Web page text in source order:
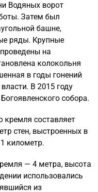
Водяных ворот
Затем был
башне,
ряды. Крупные
на
колокольня
в годы гонений
В 2015 году
собора.
составляет
стен, выстроенных в
километр.
— 4 метра, высота
использовались
из